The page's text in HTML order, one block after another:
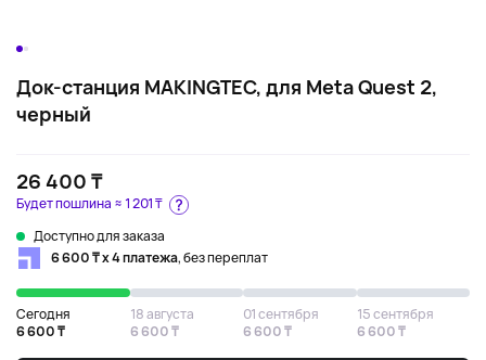
Док-станция MAKINGTEC, для Meta Quest 2,
черный
26 400 ₸
Доступно для заказа
Будет пошлина ≈1 201 ₸
6 600 ₸ х 4 платежа, без переплат
Сегодня
6 600 ₸
18 августа
6 600 ₸
01 сентября
6 600 ₸
15 сентября
6 600 ₸